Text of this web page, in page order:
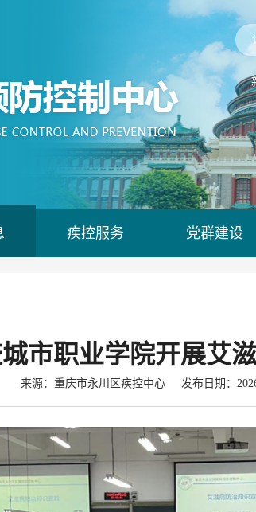
疾控服务 党群建设
市职业学院开展艾
来源：重庆市永川区疾控中心 发布日期：